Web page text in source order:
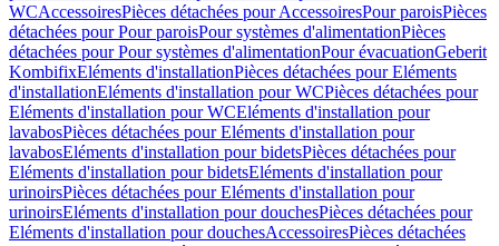
WCAccessoiresPièces détachées pour AccessoiresPour paroisPièces
détachées pour Pour paroisPour systèmes d'alimentationPièces
détachées pour Pour systèmes d'alimentationPour évacuationGeberit
KombifixEléments d'installationPièces détachées pour Eléments
d'installationEléments d'installation pour WCPièces détachées pour
Eléments d'installation pour WCEléments d'installation pour
lavabosPièces détachées pour Eléments d'installation pour
lavabosEléments d'installation pour bidetsPièces détachées pour
Eléments d'installation pour bidetsEléments d'installation pour
urinoirsPièces détachées pour Eléments d'installation pour
urinoirsEléments d'installation pour douchesPièces détachées pour
Eléments d'installation pour douchesAccessoiresPièces détachées